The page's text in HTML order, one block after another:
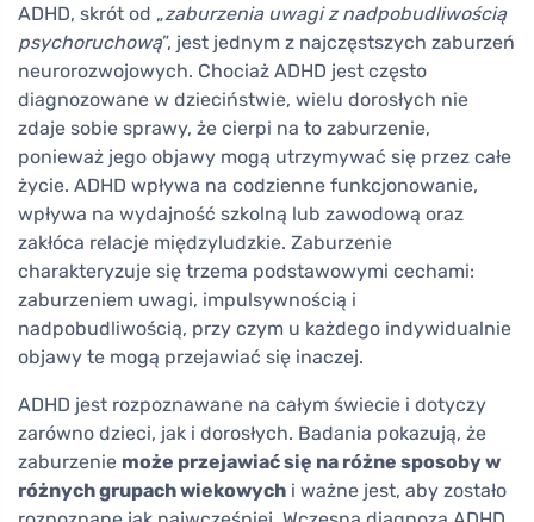
ADHD, skrót od „zaburzenia uwagi z nadpobudliwością
psychoruchową”, jest jednym z najczęstszych zaburzeń
neurorozwojowych. Chociaż ADHD jest często
diagnozowane w dzieciństwie, wielu dorosłych nie
zdaje sobie sprawy, że cierpi na to zaburzenie,
ponieważ jego objawy mogą utrzymywać się przez całe
życie. ADHD wpływa na codzienne funkcjonowanie,
wpływa na wydajność szkolną lub zawodową oraz
zakłóca relacje międzyludzkie. Zaburzenie
charakteryzuje się trzema podstawowymi cechami:
zaburzeniem uwagi, impulsywnością i
nadpobudliwością, przy czym u każdego indywidualnie
objawy te mogą przejawiać się inaczej.
ADHD jest rozpoznawane na całym świecie i dotyczy
zarówno dzieci, jak i dorosłych. Badania pokazują, że
zaburzenie może przejawiać się na różne sposoby w
różnych grupach wiekowych i ważne jest, aby zostało